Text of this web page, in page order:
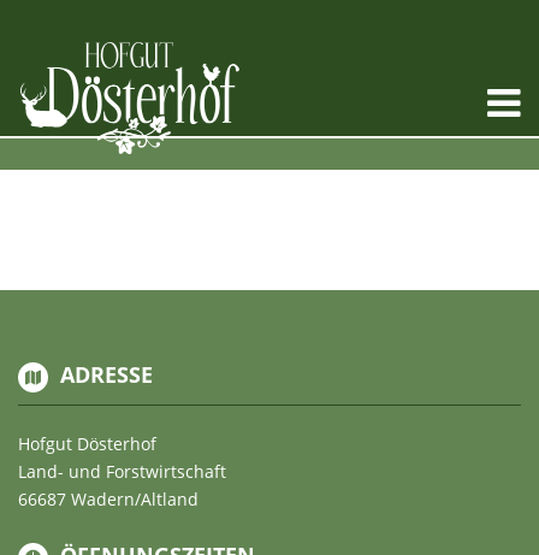
ADRESSE
Hofgut Dösterhof
Land- und Forstwirtschaft
66687 Wadern/Altland